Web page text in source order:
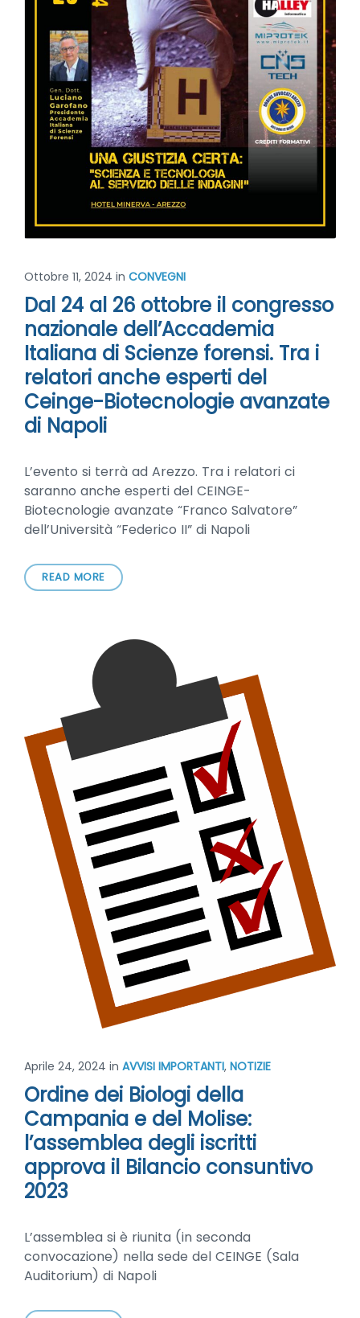
Ottobre 11, 2024 in CONVEGNI
Dal 24 al 26 ottobre il congresso
nazionale dell’Accademia
Italiana di Scienze forensi. Tra i
relatori anche esperti del
Ceinge-Biotecnologie avanzate
di Napoli
L’evento si terrà ad Arezzo. Tra i relatori ci
saranno anche esperti del CEINGE-
Biotecnologie avanzate “Franco Salvatore”
dell’Università “Federico II” di Napoli
READ MORE
Aprile 24, 2024 in AVVISI IMPORTANTI, NOTIZIE
Ordine dei Biologi della
Campania e del Molise:
l’assemblea degli iscritti
approva il Bilancio consuntivo
2023
L’assemblea si è riunita (in seconda
convocazione) nella sede del CEINGE (Sala
Auditorium) di Napoli